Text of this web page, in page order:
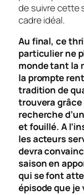
de suivre cette
cadre idéal.
Au final, ce
particulier ne
monde tant la
la prompte
tradition de
trouvera grâce
recherche
et fouillé. A
les acteurs
devra
saison en
qui se font
épisode que je